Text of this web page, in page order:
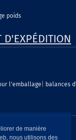
de manière
nous utilisons des
poids
D'EXPÉDITION
l'emballage
balances